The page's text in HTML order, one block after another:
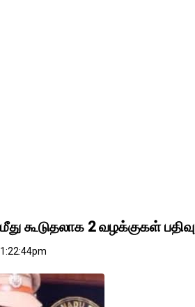
கூடுதலாக 2 வழக்குகள் பதிவு